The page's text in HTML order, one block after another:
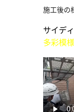
施工後の
サイデ
多彩模